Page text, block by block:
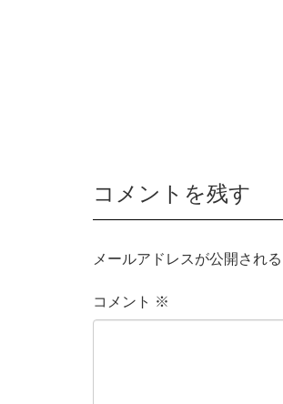
コメントを残す
メールアドレスが公開され
コメント ※